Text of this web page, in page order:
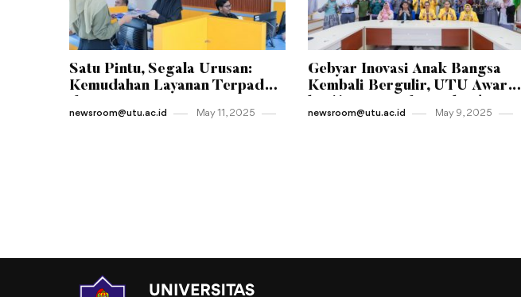
Satu Pintu, Segala Urusan:
Kemudahan Layanan Terpadu
newsroom@utu.ac.id May 11 , 2025
Gebyar Inovasi Anak Bangsa
Kembali Bergulir, UTU Awards
newsroom@utu.ac.id May 9 , 2025